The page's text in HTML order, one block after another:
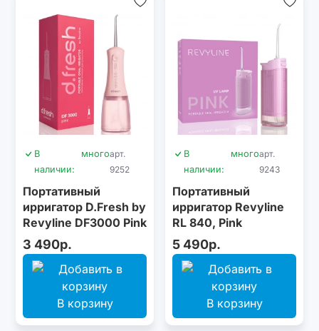
В
наличии:
многоарт.
9252
Портативный
ирригатор D.Fresh by
Revyline DF3000 Pink
3 490р.
В корзину
В
наличии:
многоарт.
9243
Портативный
ирригатор Revyline
RL 840, Pink
5 490р.
В корзину